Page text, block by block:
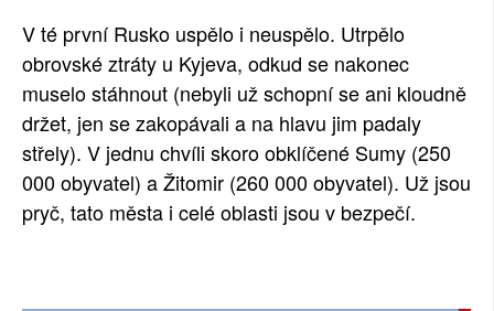
RUBRIKY
PLNÁ VERZE STRÁNEK
V té první Rusko uspělo i neuspělo. Utrpělo
obrovské ztráty u Kyjeva, odkud se nakonec
muselo stáhnout (nebyli už schopní se ani kloudně
držet, jen se zakopávali a na hlavu jim padaly
střely). V jednu chvíli skoro obklíčené Sumy (250
000 obyvatel) a Žitomir (260 000 obyvatel). Už jsou
pryč, tato města i celé oblasti jsou v bezpečí.